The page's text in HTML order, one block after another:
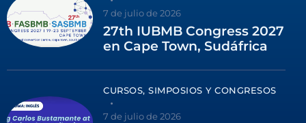
7 de julio de 2026
27th IUBMB Congress 2027
en Cape Town, Sudáfrica
CURSOS, SIMPOSIOS Y CONGRESOS
7 de julio de 2026